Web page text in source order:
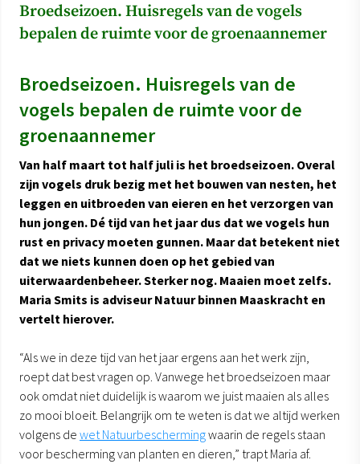
Broedseizoen. Huisregels van de vogels
bepalen de ruimte voor de groenaannemer
Broedseizoen. Huisregels van de
vogels bepalen de ruimte voor de
groenaannemer
Van half maart tot half juli is het broedseizoen. Overal
zijn vogels druk bezig met het bouwen van nesten, het
leggen en uitbroeden van eieren en het verzorgen van
hun jongen. Dé tijd van het jaar dus dat we vogels hun
rust en privacy moeten gunnen. Maar dat betekent niet
dat we niets kunnen doen op het gebied van
uiterwaardenbeheer. Sterker nog. Maaien moet zelfs.
Maria Smits is adviseur Natuur binnen Maaskracht en
vertelt hierover.
“Als we in deze tijd van het jaar ergens aan het werk zijn,
roept dat best vragen op. Vanwege het broedseizoen maar
ook omdat niet duidelijk is waarom we juist maaien als alles
zo mooi bloeit. Belangrijk om te weten is dat we altijd werken
volgens de wet Natuurbeschermingwaarin de regels staan
voor bescherming van planten en dieren,” trapt Maria af.